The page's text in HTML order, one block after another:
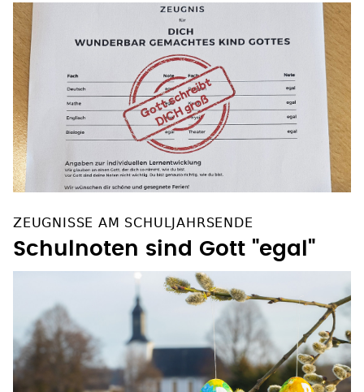
ZEUGNISSE AM SCHULJAHRSENDE
Schulnoten sind Gott "egal"